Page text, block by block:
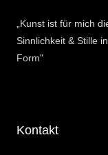
„Kunst ist für mich
Sinnlichkeit & Stille
Form"
Kontakt